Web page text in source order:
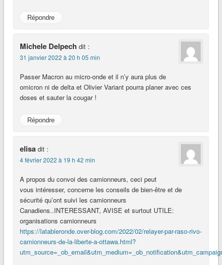
Répondre
Michele Delpech dit :
31 janvier 2022 à 20 h 05 min
Passer Macron au micro-onde et il n’y aura plus de
omicron ni de delta et Olivier Variant pourra planer avec ces
doses et sauter la cougar !
Répondre
elisa dit :
4 février 2022 à 19 h 42 min
A propos du convoi des camionneurs, ceci peut
vous intéresser, concerne les conseils de bien-être et de
sécurité qu’ont suivi les camionneurs
Canadiens..INTERESSANT, AVISE et surtout UTILE:
organisations camionneurs
https://latableronde.over-blog.com/2022/02/relayer-par-raso-rivo-
camionneurs-de-la-liberte-a-ottawa.html?